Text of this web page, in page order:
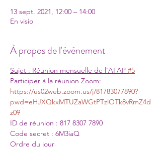
13 sept. 2021, 12:00 – 14:00
En visio
À propos de l'événement
Sujet : Réunion mensuelle de l'AFAP #5
Participer à la réunion Zoom:
https://us02web.zoom.us/j/81783077890?
pwd=eHJXQkxMTUZaWGtPTzlOTk8vRmZ4d
z09
ID de réunion : 817 8307 7890
Code secret : 6M3iaQ
Ordre du jour